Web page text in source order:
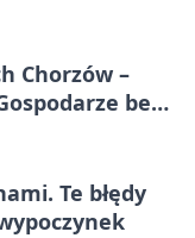
Chorzów –
bez
Te błędy